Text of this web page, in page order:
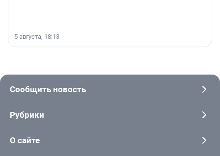
5 августа, 18:13
Сообщить новость
Рубрики
О сайте